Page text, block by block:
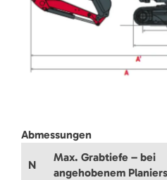
Abmessungen
N
Max. Grabtiefe – bei
angehobenem